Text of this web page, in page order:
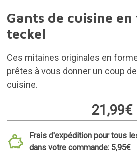
Gants de cuisine
teckel
Ces mitaines originales en
prêtes à vous donner un coup
cuisine.
21,99€
Frais d'expédition pour tous
dans votre commande: 5,95€